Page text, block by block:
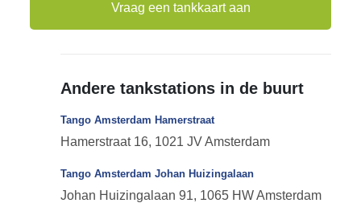
Vraag een tankkaart aan
Andere tankstations in de buurt
Tango Amsterdam Hamerstraat
Hamerstraat 16, 1021 JV Amsterdam
Tango Amsterdam Johan Huizingalaan
Johan Huizingalaan 91, 1065 HW Amsterdam